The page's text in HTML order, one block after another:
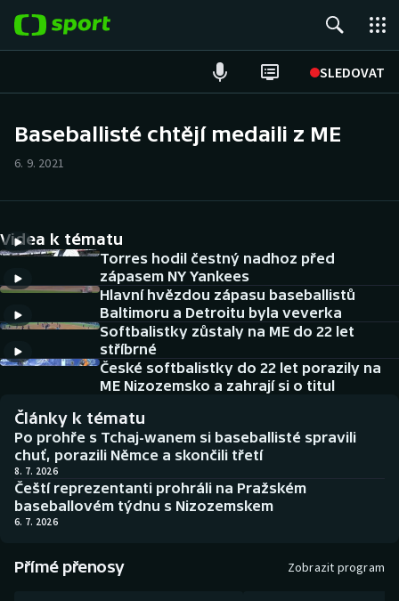
SLEDOVAT
Hokej
Tenis
Atletika
Cyklistika
DALŠÍ SPORTY
Americký fotbal
Baseball a softbal
Basketbal
Biatlon
NEPŘEHLÉDNĚTE
Soutěže
Historické návraty
Aplikace ČT sport
Baseballisté chtějí medaili z ME
6. 9. 2021
Videa k tématu
Torres hodil čestný nadhoz před
zápasem NY Yankees
Hlavní hvězdou zápasu baseballistů
Baltimoru a Detroitu byla veverka
Softbalistky zůstaly na ME do 22 let
stříbrné
České softbalistky do 22 let porazily na
ME Nizozemsko a zahrají si o titul
Články k tématu
Po prohře s Tchaj-wanem si baseballisté spravili
chuť, porazili Němce a skončili třetí
8. 7. 2026
Čeští reprezentanti prohráli na Pražském
baseballovém týdnu s Nizozemskem
6. 7. 2026
Přímé přenosy Zobrazit program